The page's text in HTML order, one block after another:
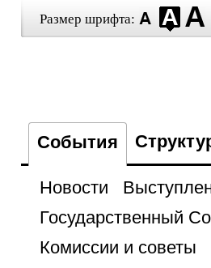
Размер шрифта:
События
Новости
Государственный
Комиссии и советы